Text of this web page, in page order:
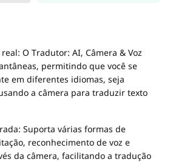
O Tradutor: AI, Câmera & Voz
permitindo que você se
em diferentes idiomas, seja
a câmera para traduzir texto
Suporta várias formas de
reconhecimento de voz e
da câmera, facilitando a tradução